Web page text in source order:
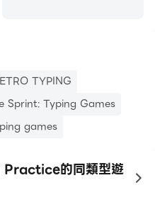
TYPING
Sprint: Typing Games
games
的同類型遊
to